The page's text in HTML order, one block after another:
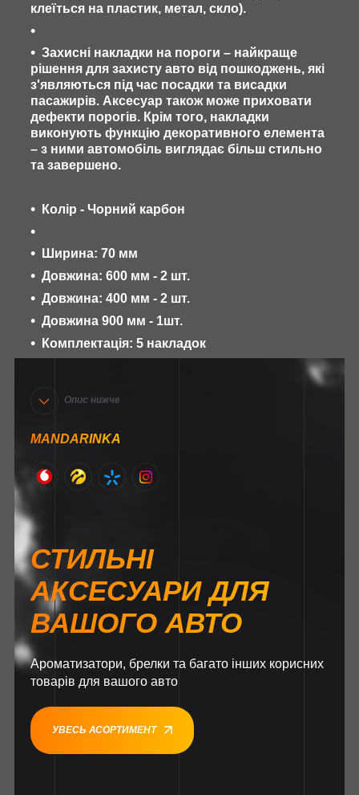
клеїться на пластик, метал, скло).
Захисні накладки на пороги – найкраще
рішення для захисту авто від пошкоджень, які
з'являються під час посадки та висадки
пасажирів. Аксесуар також може приховати
дефекти порогів. Крім того, накладки
виконують функцію декоративного елемента
– з ними автомобіль виглядає більш стильно
та завершено.
Колір - Чорний карбон
Ширина: 70 мм
Довжина: 600 мм - 2 шт.
Довжина: 400 мм - 2 шт.
Довжина 900 мм - 1шт.
Комплектація: 5 накладок
Опис нижче
MANDARINKA
СТИЛЬНІ
АКСЕСУАРИ ДЛЯ
ВАШОГО АВТО
Ароматизатори, брелки та багато інших корисних
товарів для вашого авто
УВЕСЬ АСОРТИМЕНТ